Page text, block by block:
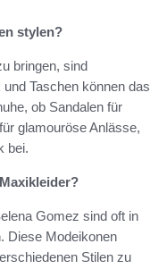
stylen?
bringen, sind
Taschen können das
ob Sandalen für
glamouröse Anlässe,
bei.
Gomez sind oft in
Diese Modeikonen
Stilen zu